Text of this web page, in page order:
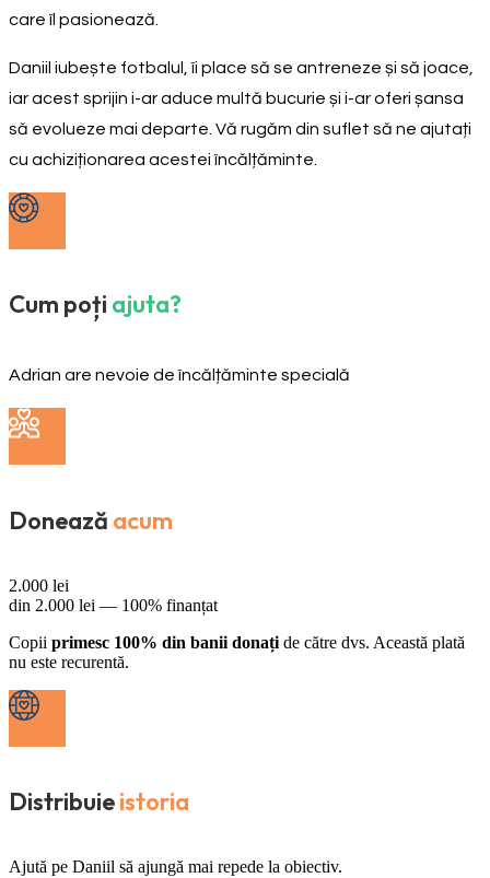
care îl pasionează.
Daniil iubește fotbalul, îi place să se antreneze și să joace,
iar acest sprijin i-ar aduce multă bucurie și i-ar oferi șansa
să evolueze mai departe. Vă rugăm din suflet să ne ajutați
cu achiziționarea acestei încălțăminte.
Cum poți ajuta?
Adrian are nevoie de încălțăminte specială
Donează acum
2.000 lei
din 2.000 lei — 100% finanțat
Copii primesc 100% din banii donați de către dvs. Această plată
nu este recurentă.
Distribuieistoria
Ajută pe Daniil să ajungă mai repede la obiectiv.